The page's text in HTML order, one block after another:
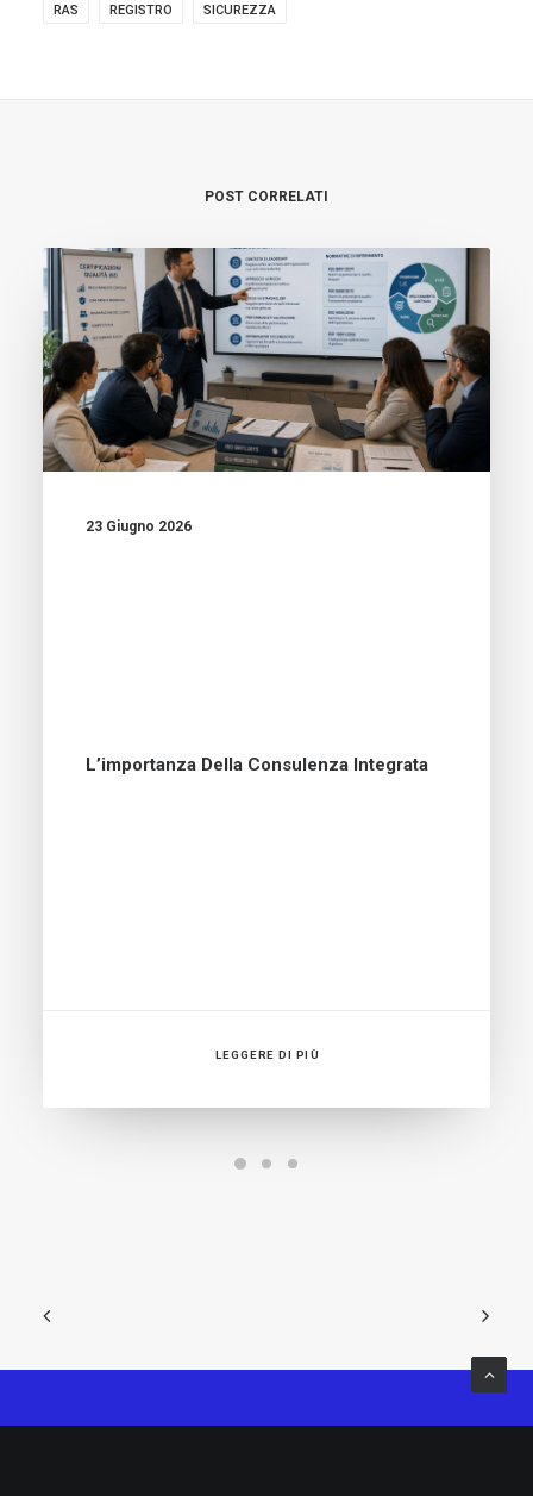
RAS REGISTRO SICUREZZA
POST CORRELATI
23 Giugno 2026
L’importanza Della Consulenza Integrata
LEGGERE DI PIÙ